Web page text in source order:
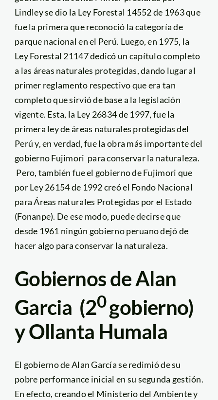
Lindley se dio la Ley Forestal 14552 de 1963 que
fue la primera que reconoció la categoría de
parque nacional en el Perú. Luego, en 1975, la
Ley Forestal 21147 dedicó un capítulo completo
a las áreas naturales protegidas, dando lugar al
primer reglamento respectivo que era tan
completo que sirvió de base a la legislación
vigente. Esta, la Ley 26834 de 1997, fue la
primera ley de áreas naturales protegidas del
Perú y, en verdad, fue la obra más importante del
gobierno Fujimori para conservar la naturaleza.
Pero, también fue el gobierno de Fujimori que
por Ley 26154 de 1992 creó el Fondo Nacional
para Áreas naturales Protegidas por el Estado
(Fonanpe). De ese modo, puede decirse que
desde 1961 ningún gobierno peruano dejó de
hacer algo para conservar la naturaleza.
Gobiernos de Alan
Garcia (20gobierno)
y Ollanta Humala
El gobierno de Alan García se redimió de su
pobre performance inicial en su segunda gestión.
En efecto, creando el Ministerio del Ambiente y